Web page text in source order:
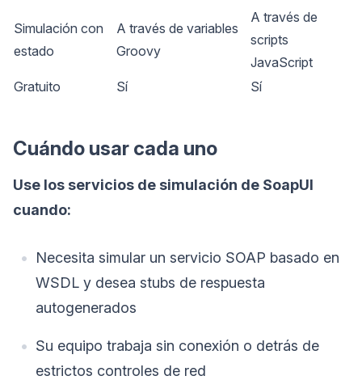
Simulación con
estado
A través de variables
Groovy
A través de
scripts
JavaScript
Gratuito
Sí Sí
Cuándo usar cada uno
Use los servicios de simulación de SoapUI
cuando:
Necesita simular un servicio SOAP basado en
WSDL y desea stubs de respuesta
autogenerados
Su equipo trabaja sin conexión o detrás de
estrictos controles de red